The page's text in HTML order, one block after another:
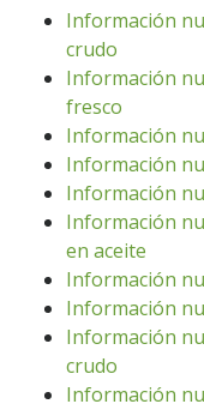
Información
crudo
Información
fresco
Información
Información
Información
Información
en aceite
Información
Información
Información
crudo
Información